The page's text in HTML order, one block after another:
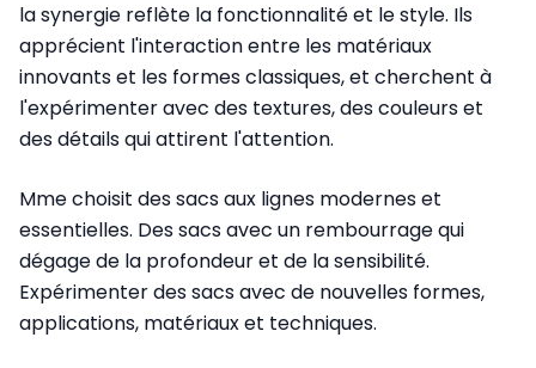
la synergie reflète la fonctionnalité et le style. Ils
apprécient l'interaction entre les matériaux
innovants et les formes classiques, et cherchent à
l'expérimenter avec des textures, des couleurs et
des détails qui attirent l'attention.
Mme choisit des sacs aux lignes modernes et
essentielles. Des sacs avec un rembourrage qui
dégage de la profondeur et de la sensibilité.
Expérimenter des sacs avec de nouvelles formes,
applications, matériaux et techniques.